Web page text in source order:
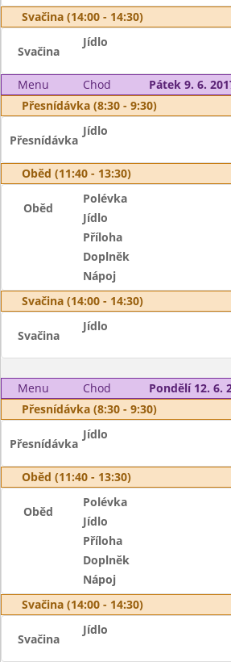
Svačina (14:00 - 14:30)
Svačina
Jídlo
Menu Chod
Pátek 9. 6.
Přesnídávka (8:30 - 9:30)
Přesnídávka
Jídlo
Oběd (11:40 - 13:30)
Oběd
Polévka
Jídlo
Příloha
Doplněk
Nápoj
Svačina (14:00 - 14:30)
Svačina
Jídlo
Menu Chod
Pondělí 12. 6.
Přesnídávka (8:30 - 9:30)
Přesnídávka
Jídlo
Oběd (11:40 - 13:30)
Oběd
Polévka
Jídlo
Příloha
Doplněk
Nápoj
Svačina (14:00 - 14:30)
Svačina
Jídlo